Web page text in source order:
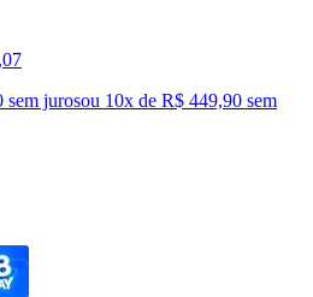
,07
sem jurosou 10x de R$ 449,90 sem